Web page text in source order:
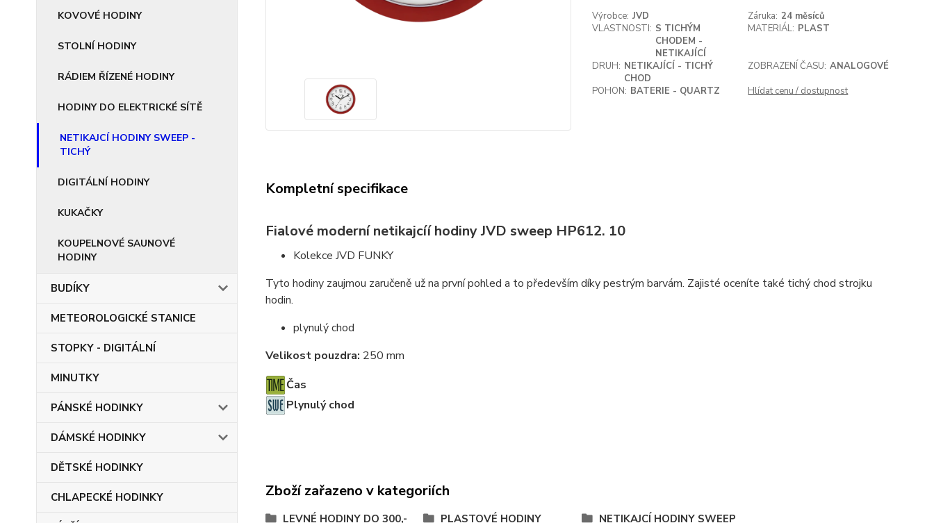
KOVOVÉ HODINY
STOLNÍ HODINY
RÁDIEM ŘÍZENÉ HODINY
HODINY DO ELEKTRICKÉ SÍTĚ
NETIKAJCÍ HODINY SWEEP -
TICHÝ
DIGITÁLNÍ HODINY
KUKAČKY
KOUPELNOVÉ SAUNOVÉ
HODINY
BUDÍKY
METEOROLOGICKÉ STANICE
STOPKY - DIGITÁLNÍ
MINUTKY
PÁNSKÉ HODINKY
DÁMSKÉ HODINKY
DĚTSKÉ HODINKY
CHLAPECKÉ HODINKY
Výrobce: JVD Záruka: 24 měsíců
VLASTNOSTI: S TICHÝM
CHODEM -
NETIKAJÍCÍ
MATERIÁL: PLAST
DRUH: NETIKAJÍCÍ - TICHÝ
CHOD
ZOBRAZENÍ ČASU: ANALOGOVÉ
POHON: BATERIE - QUARTZ Hlídat cenu / dostupnost
Kompletní specifikace
Fialové moderní netikajcíí hodiny JVD sweep HP612. 10
Kolekce JVD FUNKY
Tyto hodiny zaujmou zaručeně už na první pohled a to především díky pestrým barvám. Zajisté oceníte také tichý chod strojku
hodin.
plynulý chod
Velikost pouzdra: 250 mm
Čas
Plynulý chod
Zboží zařazeno v kategoriích
LEVNÉ HODINY DO 300,- PLASTOVÉ HODINY NETIKAJCÍ HODINY SWEEP